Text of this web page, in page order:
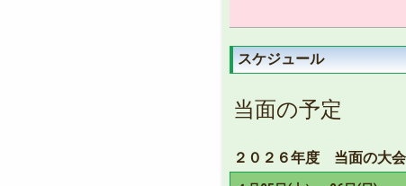
スケジュール
当面の予定
２０２６年度 当面の大